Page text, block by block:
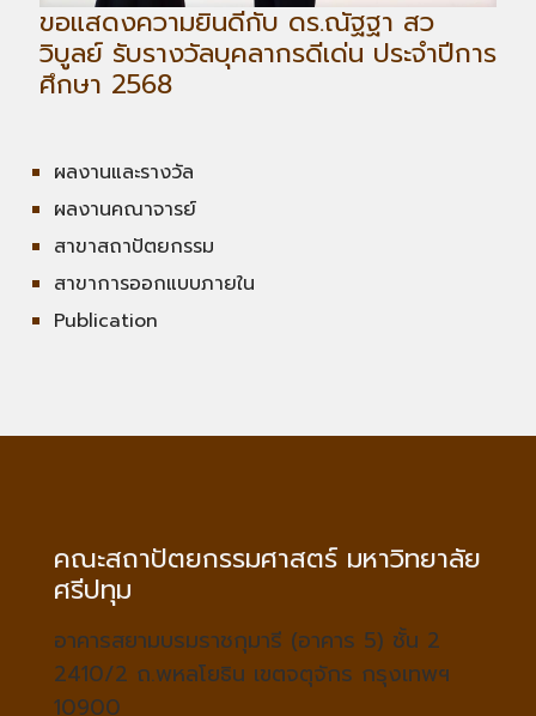
ขอแสดงความยินดีกับ ดร.ณัฐฐา สว
วิบูลย์ รับรางวัลบุคลากรดีเด่น ประจำปีการ
ศึกษา 2568
ผลงานและรางวัล
ผลงานคณาจารย์
สาขาสถาปัตยกรรม
สาขาการออกแบบภายใน
Publication
คณะสถาปัตยกรรมศาสตร์ มหาวิทยาลัย
ศรีปทุม
อาคารสยามบรมราชกุมารี (อาคาร 5) ชั้น 2
2410/2 ถ.พหลโยธิน เขตจตุจักร กรุงเทพฯ
10900